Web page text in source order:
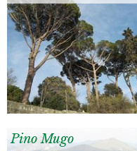
Pino Mugo